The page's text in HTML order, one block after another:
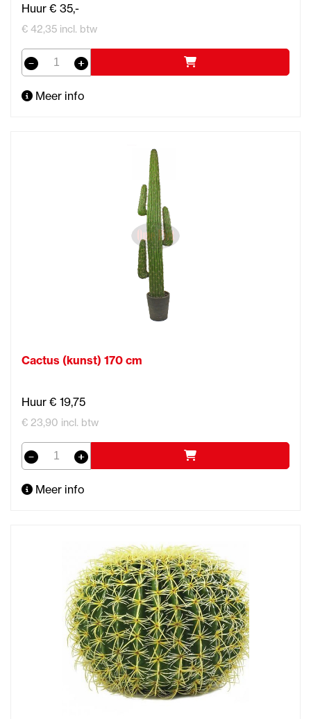
Huur € 35,-
€ 42,35 incl. btw
Meer info
Cactus (kunst) 170 cm
Huur € 19,75
€ 23,90 incl. btw
Meer info